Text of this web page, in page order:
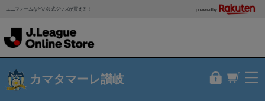
ユニフォームなどの公式グッズが買える！ powered by
カマタマーレ讃岐